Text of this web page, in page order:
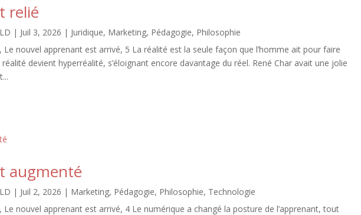
relié
| Juil 3, 2026 | Juridique, Marketing, Pédagogie, Philosophie
Le nouvel apprenant est arrivé, 5 La réalité est la seule façon que l’homme ait pour faire
devient hyperréalité, s’éloignant encore davantage du réel. René Char avait une jolie
augmenté
| Juil 2, 2026 | Marketing, Pédagogie, Philosophie, Technologie
Le nouvel apprenant est arrivé, 4 Le numérique a changé la posture de l’apprenant, tout